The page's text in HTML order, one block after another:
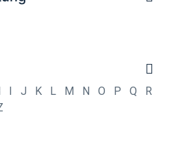
J K L M N O P Q
R